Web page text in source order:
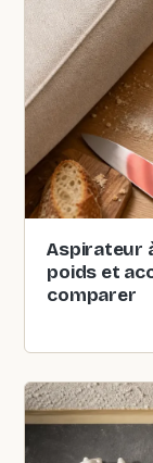
Aspirateur
poids et
comparer